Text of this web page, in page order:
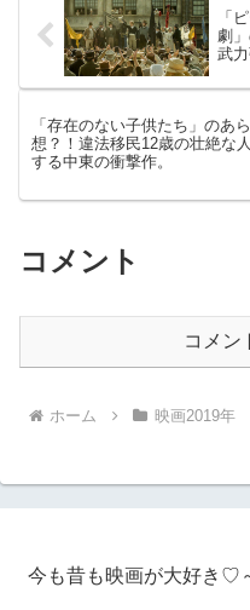
「
劇
武
「存在のない子供たち」のあ
想？！違法移民12歳の壮絶な
する中東の衝撃作。
コメント
コメン
ホーム 映画2019年
今も昔も映画が大好き♡